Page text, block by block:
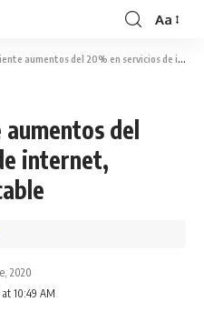
Aa
del 20% en servicios de internet, telefonía y tv por cable
aumentos del
internet,
at 10:49 AM
2020